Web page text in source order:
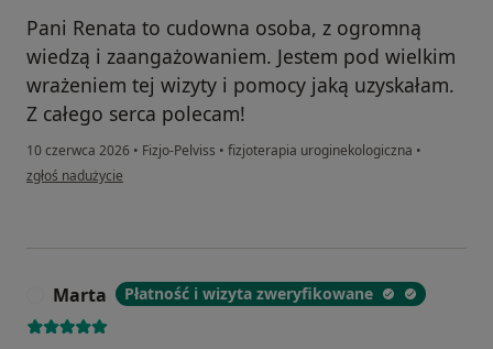
Pani Renata to cudowna osoba, z ogromną
wiedzą i zaangażowaniem. Jestem pod wielkim
wrażeniem tej wizyty i pomocy jaką uzyskałam.
Z całego serca polecam!
10 czerwca 2026 • Fizjo-Pelviss • fizjoterapia uroginekologiczna •
w opinii użytkownika Anna
zgłoś nadużycie
Marta Płatność i wizyta zweryfikowane